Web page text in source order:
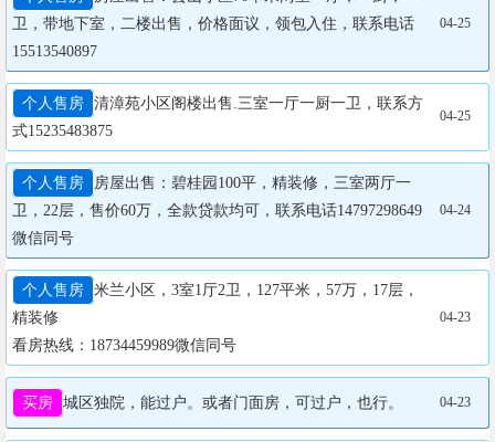
卫，带地下室，二楼出售，价格面议，领包入住，联系电话
15513540897
04-25
个人售房 清漳苑小区阁楼出售.三室一厅一厨一卫，联系方
式15235483875
04-25
个人售房
房屋出售：碧桂园100平，精装修，三室两厅一
卫，22层，售价60万，全款贷款均可，联系电话14797298649
微信同号
04-24
个人售房 米兰小区，3室1厅2卫，127平米，57万，17层，
精装修
看房热线：18734459989微信同号
04-23
买房 城区独院，能过户。或者门面房，可过户，也行。 04-23